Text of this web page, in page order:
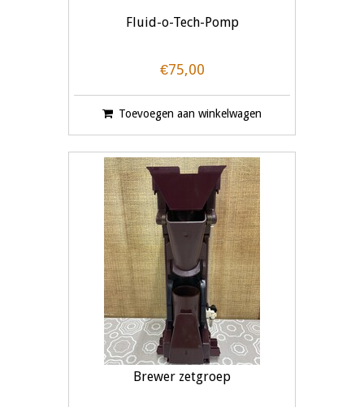
Fluid-o-Tech-Pomp
€75,00
Toevoegen aan winkelwagen
Brewer zetgroep